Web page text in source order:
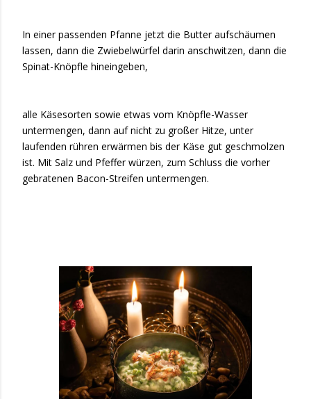
In einer passenden Pfanne jetzt die Butter aufschäumen
lassen, dann die Zwiebelwürfel darin anschwitzen, dann die
Spinat-Knöpfle hineingeben,
alle Käsesorten sowie etwas vom Knöpfle-Wasser
untermengen, dann auf nicht zu großer Hitze, unter
laufenden rühren erwärmen bis der Käse gut geschmolzen
ist. Mit Salz und Pfeffer würzen, zum Schluss die vorher
gebratenen Bacon-Streifen untermengen.